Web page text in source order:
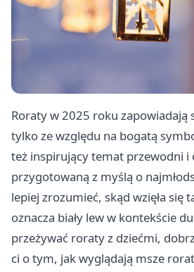
Roraty w 2025 roku zapowiadają
tylko ze względu na bogatą
też inspirujący temat przewodni i
przygotowaną z myślą o
lepiej zrozumieć, skąd wzięła się
oznacza biały lew w kontekście
przeżywać roraty z dziećmi,
ci o tym, jak wyglądają msze